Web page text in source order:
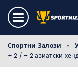
Спортни Залози »
+ 2 / – 2 азиатски